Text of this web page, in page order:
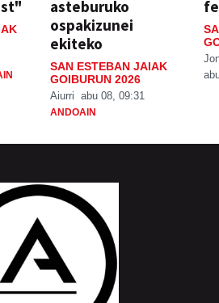
asteburuko
ospakizunei
ekiteko
SAN ESTEBAN JAIAK
GOIBURUN 2026
Aiurri abu 08, 09:31
ANDOAIN